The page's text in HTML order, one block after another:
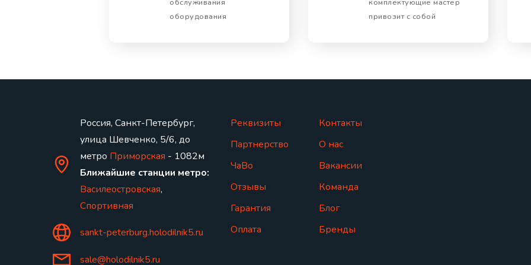
обслуживания
оборудования
комплектующие мастер
привозит с собой
Россия, Санкт-Петербург,
улица Шевченко, 5/6, до
метро Приморская - 1082м
Ближайшие станции метро:
Василеостровская,
Спортивная
sankt-peterburg.holodilnik5.ru
sale@holodilnik5.ru
Реквизиты
Партнерство
ЧаВо
Отзывы
Гарантия
Оплата
Контакты
О нас
Вакансии
Команда
Блог
Бренды